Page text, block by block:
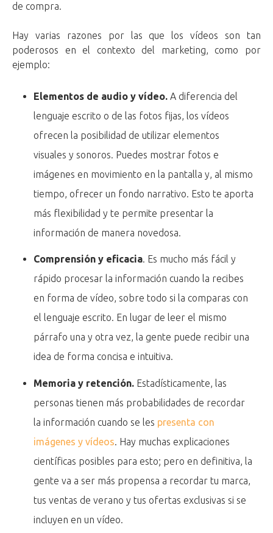
de compra.
Hay varias razones por las que los vídeos son tan
poderosos en el contexto del marketing, como por
ejemplo:
Elementos de audio y vídeo. A diferencia del
lenguaje escrito o de las fotos fijas, los vídeos
ofrecen la posibilidad de utilizar elementos
visuales y sonoros. Puedes mostrar fotos e
imágenes en movimiento en la pantalla y, al mismo
tiempo, ofrecer un fondo narrativo. Esto te aporta
más flexibilidad y te permite presentar la
información de manera novedosa.
Comprensión y eficacia. Es mucho más fácil y
rápido procesar la información cuando la recibes
en forma de vídeo, sobre todo si la comparas con
el lenguaje escrito. En lugar de leer el mismo
párrafo una y otra vez, la gente puede recibir una
idea de forma concisa e intuitiva.
Memoria y retención. Estadísticamente, las
personas tienen más probabilidades de recordar
la información cuando se les presenta con
imágenes y vídeos. Hay muchas explicaciones
científicas posibles para esto; pero en definitiva, la
gente va a ser más propensa a recordar tu marca,
tus ventas de verano y tus ofertas exclusivas si se
incluyen en un vídeo.